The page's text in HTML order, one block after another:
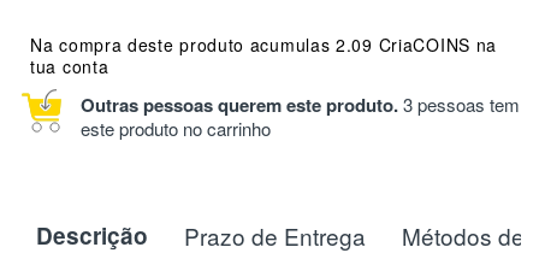
Na compra deste produto acumulas 2.09 CriaCOINS na
tua conta
Outras pessoas querem este produto.3 pessoas tem
este produto no carrinho
Descrição Prazo de Entrega Métodos de